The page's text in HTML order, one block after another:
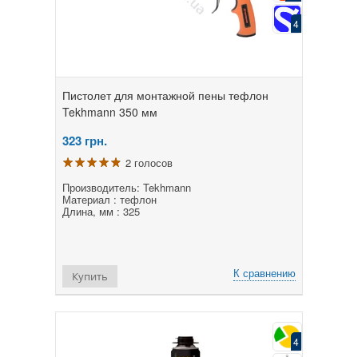
4
Пистолет для монтажной пены тефлон
Tekhmann 350 мм
323 грн.
2 голосов
Производитель: Tekhmann
Материал : тефлон
Длина, мм : 325
К сравнению
Купить
4